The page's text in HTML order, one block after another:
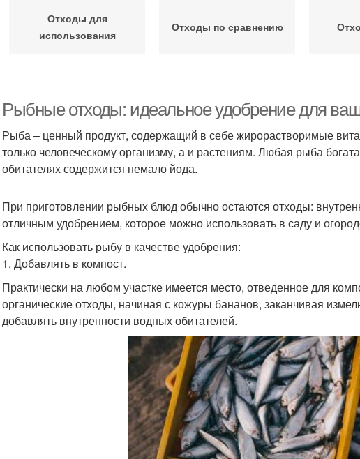
Отходы для
использования
Отходы по сравнению
Рыбные отходы: идеальное удобрение для
Рыба – ценный продукт, содержащий в себе жирорастворимые
только человеческому организму, а и растениям. Любая рыба
обитателях содержится немало йода.
При приготовлении рыбных блюд обычно остаются отходы:
отличным удобрением, которое можно использовать в саду и
Как использовать рыбу в качестве удобрения:
1. Добавлять в компост.
Практически на любом участке имеется место, отведенное для
органические отходы, начиная с кожуры бананов, заканчивая
добавлять внутренности водных обитателей.